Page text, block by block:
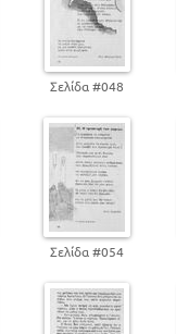
Σελίδα #048
Σελίδα #054